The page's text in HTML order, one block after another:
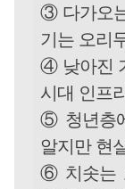
③ 다가오
기는 오리
④ 낮아진
시대 인프
⑤ 청년층
알지만 현
⑥ 치솟는